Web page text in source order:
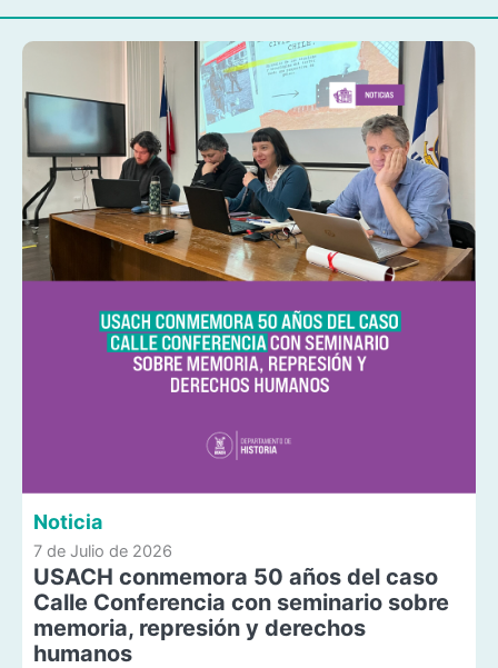
Noticia
7 de Julio de 2026
USACH conmemora 50 años del caso
Calle Conferencia con seminario sobre
memoria, represión y derechos
humanos